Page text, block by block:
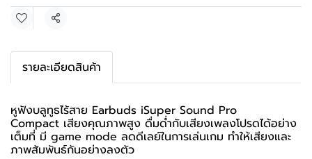
แชร์
รายละเอียดสินค้า
หูฟังบลูทูธไร้สาย Earbuds iSuper Sound Pro
Compact เสียงคุณภาพสูง ดื่มด่ำกับเสียงเพลงโปรดได้อย่าง
เต็มที่ มี game mode ลดดีเลย์ในการเล่นเกม ทำให้เสียงและ
ภาพสัมพันธ์กันอย่างลงตัว